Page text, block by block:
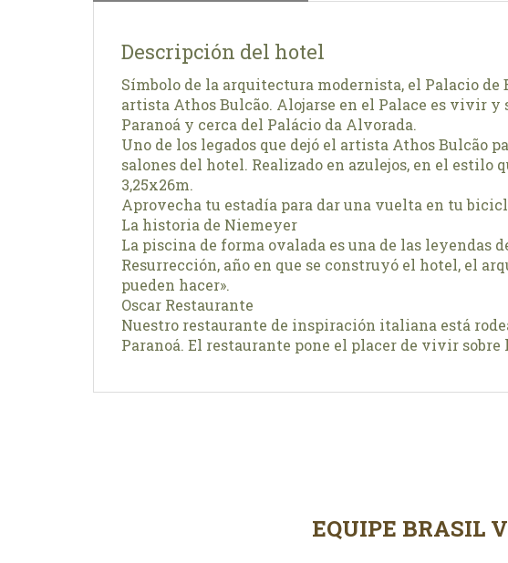
Descripción del hotel
Símbolo de la arquitectura modernista, el Palacio de
artista Athos Bulcão. Alojarse en el Palace es vivir
Paranoá y cerca del Palácio da Alvorada.
Uno de los legados que dejó el artista Athos Bulcão
salones del hotel. Realizado en azulejos, en el
3,25x26m.
Aprovecha tu estadía para dar una vuelta en tu
La historia de Niemeyer
La piscina de forma ovalada es una de las leyendas
Resurrección, año en que se construyó el hotel, el
pueden hacer».
Oscar Restaurante
Nuestro restaurante de inspiración italiana está
Paranoá. El restaurante pone el placer de vivir sobre
EQUIPE BRASIL